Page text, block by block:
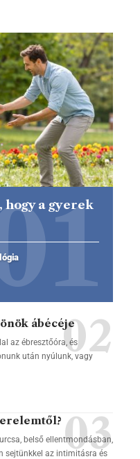
a gyerek
ábécéje
az ébresztőóra, és
után nyúlunk, vagy
belső ellentmondásban,
sejtünkkel az intimitásra és